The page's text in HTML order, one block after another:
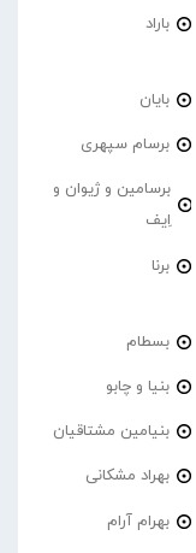
باراد
بایان
برسام سپهری
برسامین و ژیوان و
اِیف
برنا
بسطام
بنیا و چابو
بنیامین مشتاقیان
بهراد مشکانی
بهرام آرام